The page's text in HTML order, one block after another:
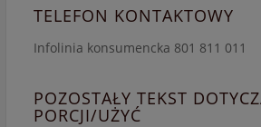
TELEFON KONTAKTOWY
Infolinia konsumencka 801 811 011
POZOSTAŁY TEKST
PORCJI/UŻYĆ